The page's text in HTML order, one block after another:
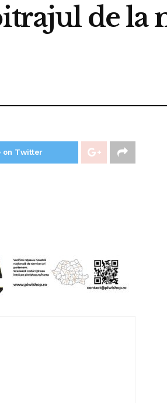
de la
on Twitter